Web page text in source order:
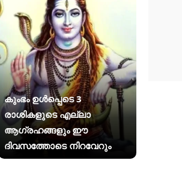
കുംഭം ഉൾപ്പെടെ 3
രാശികളുടെ എല്ലാ
ആഗ്രഹങ്ങളും ഈ
ദിവസത്തോടെ നിറവേറും